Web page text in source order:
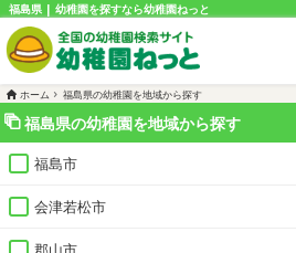
福島県 | 幼稚園を探すなら幼稚園ねっと
ホーム 福島県の幼稚園を地域から探す
福島県の幼稚園を地域から探す
福島市
会津若松市